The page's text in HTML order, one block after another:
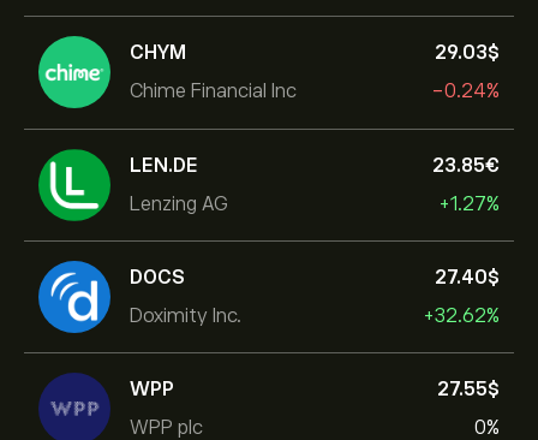
CHYM
Chime Financial Inc
29.03‎$‎
-0.24%
LEN.DE
Lenzing AG
23.85‎€‎
+1.27%
DOCS
Doximity Inc.
27.40‎$‎
+32.62%
WPP
WPP plc
27.55‎$‎
0%